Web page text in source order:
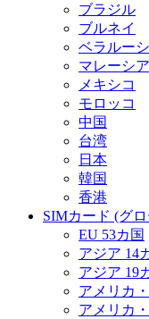
ブラジル
ブルネイ
ベラルーシ
マレーシア
メキシコ
モロッコ
中国
台湾
日本
韓国
香港
SIMカード (グ
EU 53カ国
アジア 14
アジア 19
アメリカ
アメリカ